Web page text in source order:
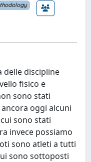
delle discipline
fisico e
sono stati
oggi alcuni
sono stati
invece possiamo
sono atleti a tutti
sono sottoposti